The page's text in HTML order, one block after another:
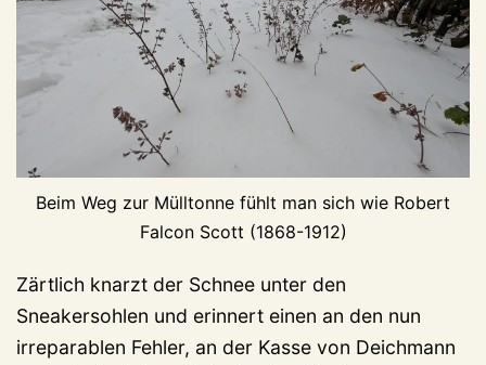
Beim Weg zur Mülltonne fühlt man sich wie Robert
Falcon Scott (1868-1912)
Zärtlich knarzt der Schnee unter den
Sneakersohlen und erinnert einen an den nun
irreparablen Fehler, an der Kasse von Deichmann